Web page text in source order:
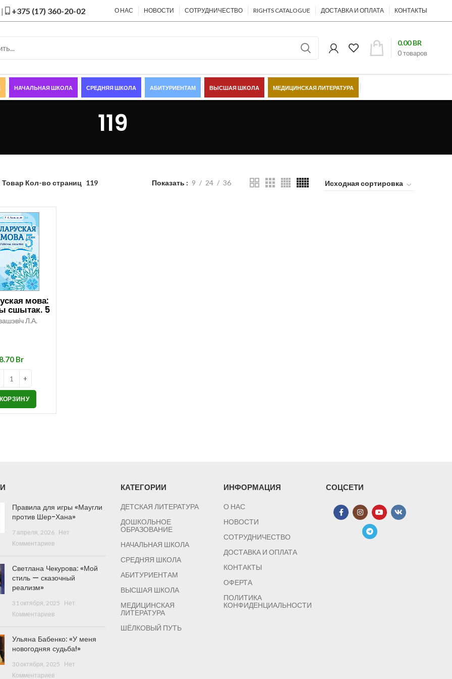
| +375 (17) 360-20-02 О НАС НОВОСТИ СОТРУДНИЧЕСТВО RIGHTS CATALOGUE ДОСТАВКА И ОПЛАТА КОНТАКТЫ
0товаров
0.00BR
НАЧАЛЬНАЯ ШКОЛА СРЕДНЯЯ ШКОЛА АБИТУРИЕНТАМ ВЫСШАЯ ШКОЛА МЕДИЦИНСКАЯ ЛИТЕРАТУРА
119
Товар Кол-во страниц 119 Показать 9 24 36
мова:
сшытак. 5
клас Л.А.
Br
Правила для игры «Маугли
против Шер-Хана»
7 апреля, 2026
Нет
Комментариев
Светлана Чекурова: «Мой
стиль — сказочный
реализм»
31 октября, 2025
Нет
Комментариев
Ульяна Бабенко: «У меня
новогодняя судьба!»
30 октября, 2025
Нет
Комментариев
КАТЕГОРИИ
ДЕТСКАЯ ЛИТЕРАТУРА
ДОШКОЛЬНОЕ
ОБРАЗОВАНИЕ
НАЧАЛЬНАЯ ШКОЛА
СРЕДНЯЯ ШКОЛА
АБИТУРИЕНТАМ
ВЫСШАЯ ШКОЛА
МЕДИЦИНСКАЯ
ЛИТЕРАТУРА
ШЁЛКОВЫЙ ПУТЬ
ИНФОРМАЦИЯ
О НАС
НОВОСТИ
СОТРУДНИЧЕСТВО
ДОСТАВКА И ОПЛАТА
КОНТАКТЫ
ОФЕРТА
ПОЛИТИКА
КОНФИДЕНЦИАЛЬНОСТИ
СОЦСЕТИ